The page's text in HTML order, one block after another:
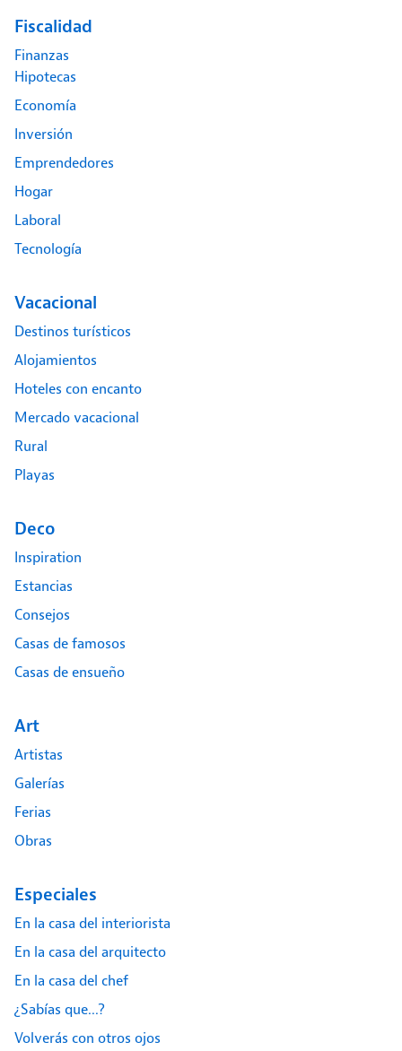
Fiscalidad
Finanzas
Hipotecas
Economía
Inversión
Emprendedores
Hogar
Laboral
Tecnología
Vacacional
Destinos turísticos
Alojamientos
Hoteles con encanto
Mercado vacacional
Rural
Playas
Deco
Inspiration
Estancias
Consejos
Casas de famosos
Casas de ensueño
Art
Artistas
Galerías
Ferias
Obras
Especiales
En la casa del interiorista
En la casa del arquitecto
En la casa del chef
¿Sabías que...?
Volverás con otros ojos